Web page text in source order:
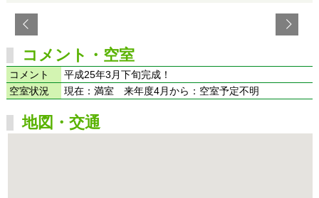
コメント・空室
コメント
平成25年3月下旬完成！
空室状況
現在：満室 来年度4月から：空室予定不明
地図・交通